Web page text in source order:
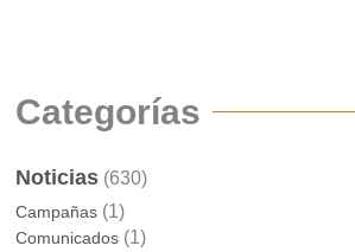
Categorías
Noticias (630)
Campañas (1)
Comunicados (1)